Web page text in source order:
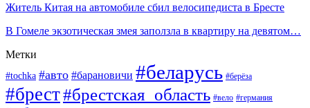
Житель Китая на автомобиле сбил велосипедиста в Бресте
В Гомеле экзотическая змея заползла в квартиру на девятом…
Метки
#tochka #авто #барановичи #беларусь #берёза
#брест#брестская_область #вело #германия